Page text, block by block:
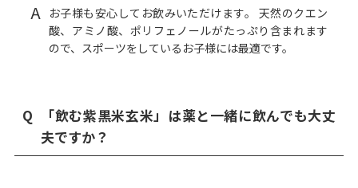
A
お子様も安心してお飲みいただけます。 天然のクエン
酸、アミノ酸、ポリフェノールがたっぷり含まれます
ので、スポーツをしているお子様には最適です。
Q
「飲む紫黒米玄米」は薬と一緒に飲んでも大丈
夫ですか？